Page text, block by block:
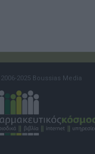
2025 Boussias Media